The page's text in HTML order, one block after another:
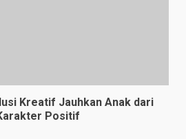
Kreatif Jauhkan Anak dari
Positif